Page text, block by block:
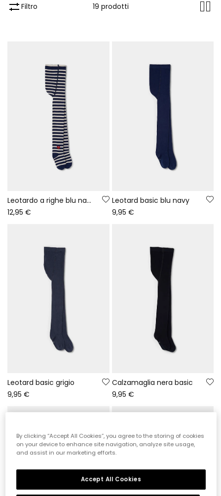
Filtro 19 prodotti
Leotardo a righe blu navy con cuore
12,95 €
Leotard basic blu navy
9,95 €
Leotard basic grigio
9,95 €
Calzamaglia nera basic
9,95 €
By clicking “Accept All Cookies”, you agree to the storing of cookies
on your device to enhance site navigation, analyze site usage,
and assist in our marketing efforts.
Accept All Cookies